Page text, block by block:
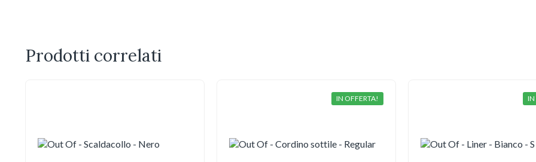
Prodotti correlati
IN OFFERTA! IN